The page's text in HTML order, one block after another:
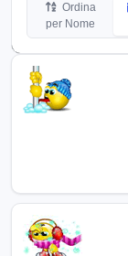
Ordina
per Nome